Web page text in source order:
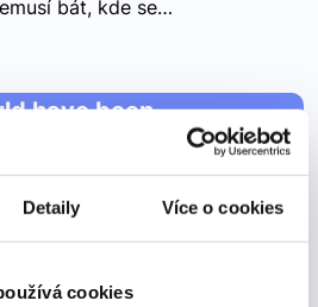
Detaily Více o cookies
cookies
bát, kde se…
have been
také zajímavé použití